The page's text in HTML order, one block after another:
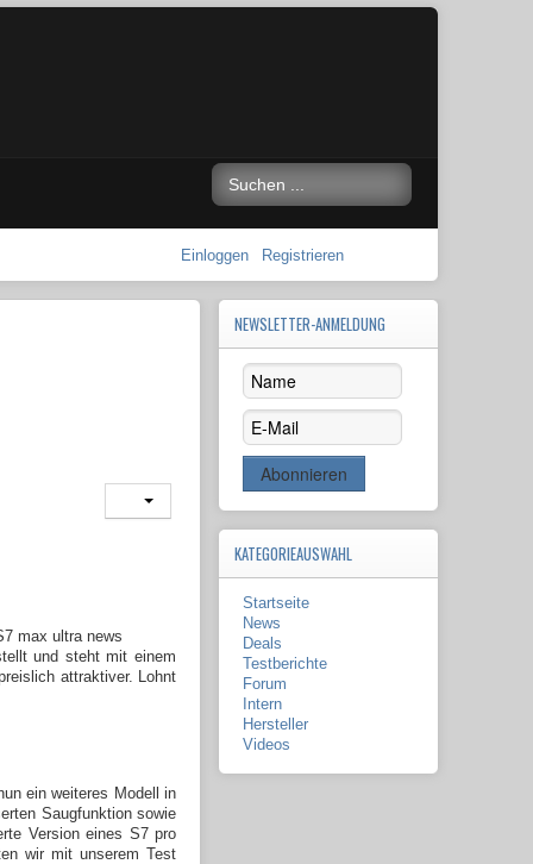
Einloggen Registrieren
und steht mit einem
attraktiver. Lohnt
ein weiteres Modell in
Saugfunktion sowie
Version eines S7 pro
wir mit unserem Test
NEWSLETTER-ANMELDUNG
KATEGORIEAUSWAHL
Startseite
News
Deals
Testberichte
Forum
Intern
Hersteller
Videos